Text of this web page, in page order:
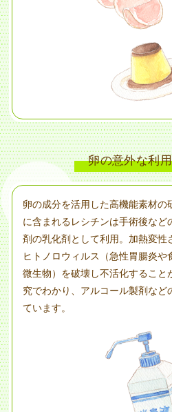
卵の意外な利
卵の成分を活用した高機能素材の
に含まれるレシチンは手術後など
剤の乳化剤として利用。加熱変性
ヒトノロウィルス（急性胃腸炎や
微生物）を破壊し不活化すること
究でわかり、アルコール製剤など
ています。